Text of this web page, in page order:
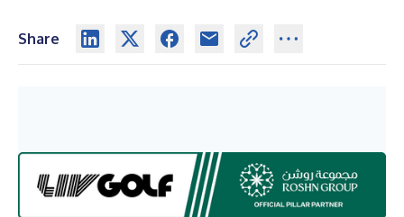
Share